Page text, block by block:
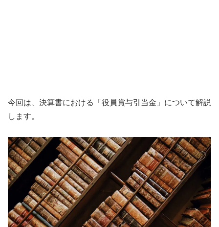
今回は、決算書における「役員賞与引当金」について解説
します。